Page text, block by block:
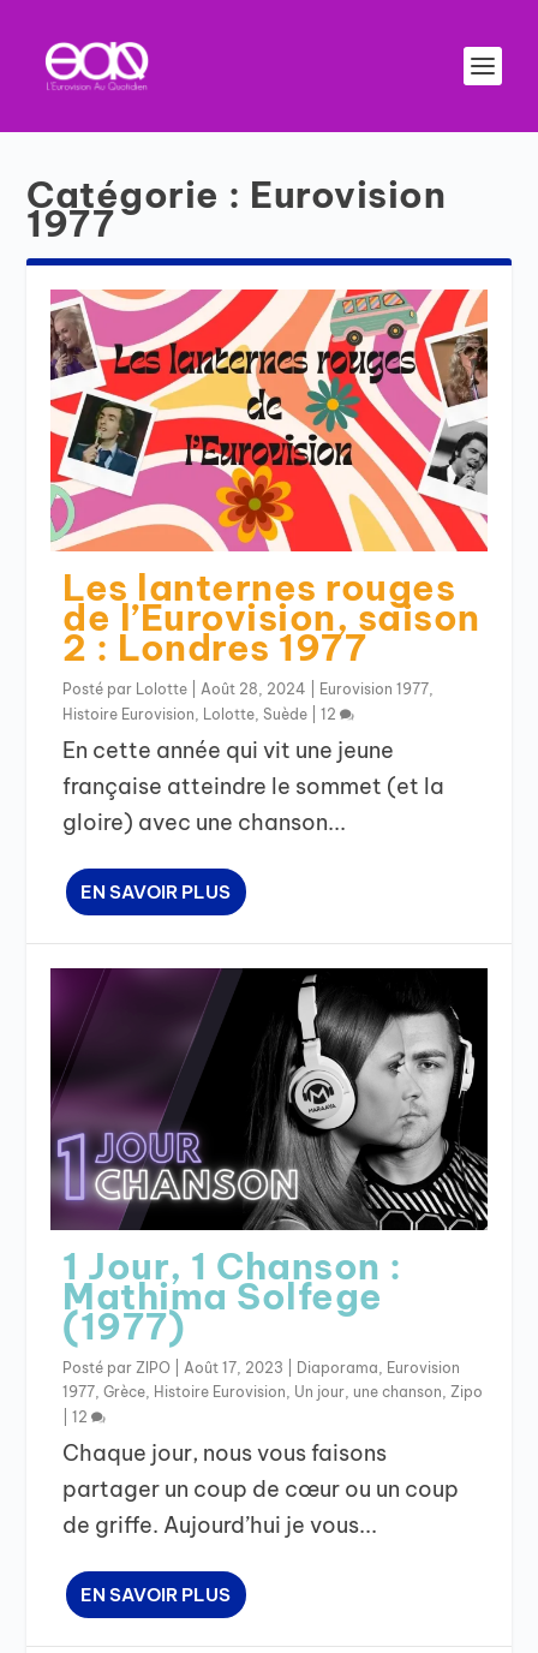
Catégorie : Eurovision
1977
Les lanternes rouges
de l’Eurovision, saison
2 : Londres 1977
Posté par Lolotte Août 28, 2024 Eurovision 1977
Histoire Eurovision
Lolotte ,Suède |12
En cette année qui vit une jeune
française atteindre le sommet (et la
gloire) avec une chanson...
EN SAVOIR PLUS
1 Jour, 1 Chanson :
Mathima Solfege
(1977)
Posté parZIPO Août 17, 2023 Diaporama Eurovision
1977 ,Grèce Histoire Eurovision Un jour, une chanson ,Zipo
|12
Chaque jour, nous vous faisons
partager un coup de cœur ou un coup
de griffe. Aujourd’hui je vous...
EN SAVOIR PLUS